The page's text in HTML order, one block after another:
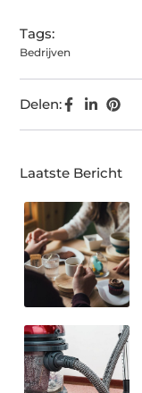
Tags:
Bedrijven
Delen:
Laatste Bericht